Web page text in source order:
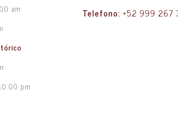
am
pm
Telefono: +52 999 267